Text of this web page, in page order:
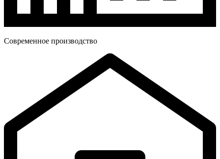
Современное производство